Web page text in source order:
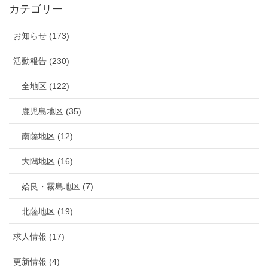
カテゴリー
お知らせ (173)
活動報告 (230)
全地区 (122)
鹿児島地区 (35)
南薩地区 (12)
大隅地区 (16)
姶良・霧島地区 (7)
北薩地区 (19)
求人情報 (17)
更新情報 (4)